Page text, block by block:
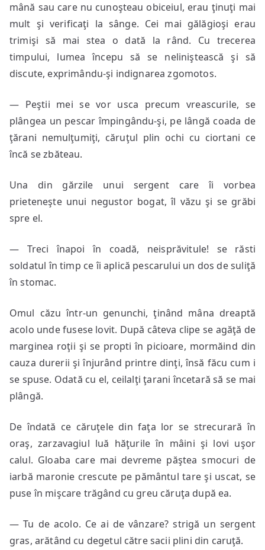
mână sau care nu cunoşteau obiceiul, erau ţinuţi mai
mult şi verificaţi la sânge. Cei mai gălăgioşi erau
trimişi să mai stea o dată la rând. Cu trecerea
timpului, lumea începu să se neliniştească şi să
discute, exprimându-şi indignarea zgomotos.
— Peştii mei se vor usca precum vreascurile, se
plângea un pescar împingându-şi, pe lângă coada de
ţărani nemulţumiţi, căruţul plin ochi cu ciortani ce
încă se zbăteau.
Una din gărzile unui sergent care îi vorbea
prieteneşte unui negustor bogat, îl văzu şi se grăbi
spre el.
— Treci înapoi în coadă, neisprăvitule! se răsti
soldatul în timp ce îi aplică pescarului un dos de suliţă
în stomac.
Omul căzu într-un genunchi, ţinând mâna dreaptă
acolo unde fusese lovit. După câteva clipe se agăţă de
marginea roţii şi se propti în picioare, mormăind din
cauza durerii şi înjurând printre dinţi, însă făcu cum i
se spuse. Odată cu el, ceilalţi ţarani încetară să se mai
plângă.
De îndată ce căruţele din faţa lor se strecurară în
oraş, zarzavagiul luă hăţurile în mâini şi lovi uşor
calul. Gloaba care mai devreme păştea smocuri de
iarbă maronie crescute pe pământul tare şi uscat, se
puse în mişcare trăgând cu greu căruţa după ea.
— Tu de acolo. Ce ai de vânzare? strigă un sergent
gras, arătând cu degetul către sacii plini din caruţă.